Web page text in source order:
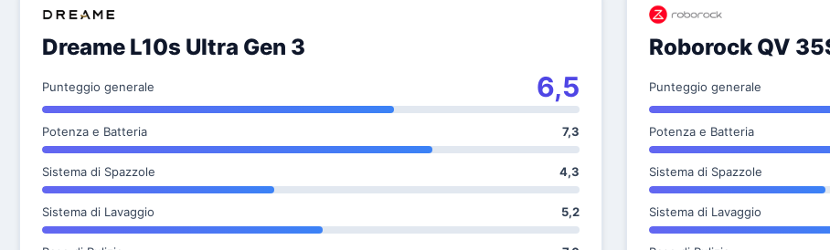
Dreame L10s Ultra Gen 3
Punteggio generale 6,5
Potenza e Batteria 7,3
Sistema di Spazzole 4,3
Sistema di Lavaggio 5,2
Roborock QV
Punteggio generale
Potenza e Batteria
Sistema di Spazzole
Sistema di Lavaggio